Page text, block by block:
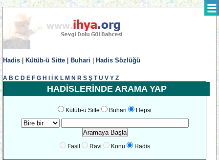
Hadis Kütüb-ü Sitte Buhari Hadis Sözlüğü
A B C D E F G H K L M N R S Ş T U V Y Z
HADİSLERİNDE ARAMA YAP
Kütüb-ü Sitte Buhari Hepsi
Fasil Ravi Konu Hadis